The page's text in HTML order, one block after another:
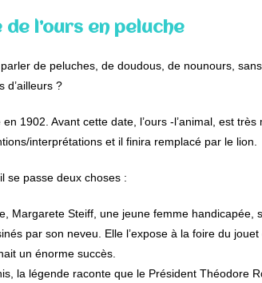
de l’ours en peluche
de peluches, de doudous, de nounours,
d’ailleurs ?
en 1902. Avant cette date, l’ours -l’animal, est
interprétations et il finira remplacé par le lion.
se passe deux choses :
Margarete Steiff, une jeune femme
par son neveu. Elle l’expose à la foire du
un énorme succès.
la légende raconte que le Président Théodore